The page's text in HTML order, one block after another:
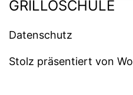
GRILLOSCHULE
Daten­schutz
Stolz präsentiert von